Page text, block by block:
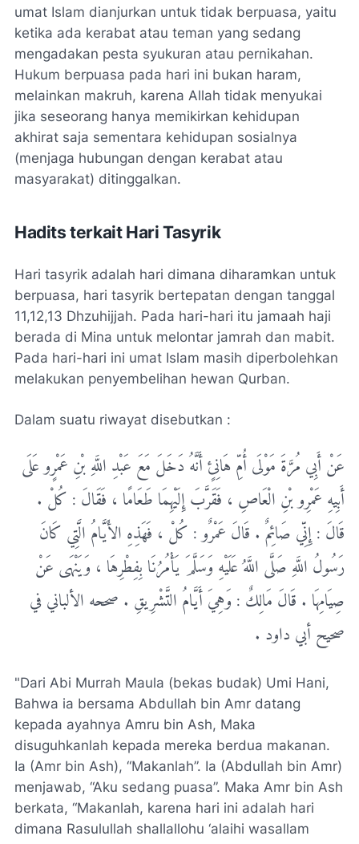
umat Islam dianjurkan untuk tidak berpuasa, yaitu
ketika ada kerabat atau teman yang sedang
mengadakan pesta syukuran atau pernikahan.
Hukum berpuasa pada hari ini bukan haram,
melainkan makruh, karena Allah tidak menyukai
jika seseorang hanya memikirkan kehidupan
akhirat saja sementara kehidupan sosialnya
(menjaga hubungan dengan kerabat atau
masyarakat) ditinggalkan.
Hadits terkait Hari Tasyrik
Hari tasyrik adalah hari dimana diharamkan untuk
berpuasa, hari tasyrik bertepatan dengan tanggal
11,12,13 Dhzuhijjah. Pada hari-hari itu jamaah haji
berada di Mina untuk melontar jamrah dan mabit.
Pada hari-hari ini umat Islam masih diperbolehkan
melakukan penyembelihan hewan Qurban.
Dalam suatu riwayat disebutkan :
عَنْ أَبِي مُرَّةَ مَوْلَى أُمِّ هَانِئٍ أَنَّهُ دَخَلَ مَعَ عَبْدِ اللَّهِ بْنِ عَمْرٍو عَلَى
أَبِيهِ عَمْرِو بْنِ الْعَاصِ ، فَقَرَّبَ إِلَيْهِمَا طَعَامًا ، فَقَالَ : كُلْ .
قَالَ : إِنِّي صَائِمٌ . قَالَ عَمْرٌو : كُلْ ، فَهَذِهِ الأَيَّامُ الَّتِي كَانَ
رَسُولُ اللَّهِ صَلَّى اللَّهُ عَلَيْهِ وَسَلَّمَ يَأْمُرُنَا بِفِطْرِهَا ، وَيَنْهَى عَنْ
صِيَامِهَا . قَالَ مَالِكٌ : وَهِيَ أَيَّامُ التَّشْرِيقِ . صححه الألباني في
صحيح أبي داود .
"Dari Abi Murrah Maula (bekas budak) Umi Hani,
Bahwa ia bersama Abdullah bin Amr datang
kepada ayahnya Amru bin Ash, Maka
disuguhkanlah kepada mereka berdua makanan.
Ia (Amr bin Ash), “Makanlah”. Ia (Abdullah bin Amr)
menjawab, “Aku sedang puasa”. Maka Amr bin Ash
berkata, “Makanlah, karena hari ini adalah hari
dimana Rasulullah shallallohu ‘alaihi wasallam